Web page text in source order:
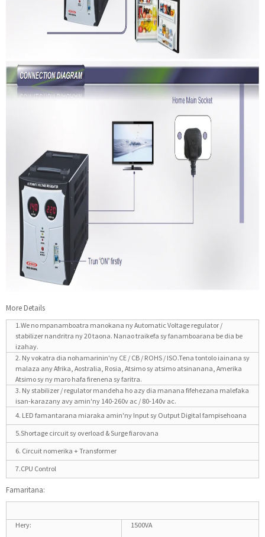
More Details
1.We no mpanamboatra manokana ny Automatic Voltage regulator /
stabilizer nandritra ny 20 taona. Nanao traikefa sy fanamboarana be dia be
izahay.
2. Ny vokatra dia nohamarinin'ny CE / CB / ROHS / ISO.Tena tontolo iainana sy
malaza any Afrika, Aostralia, Rosia, Atsimo sy atsimo atsinanana, Amerika
Atsimo sy ny maro hafa firenena sy faritra.
3. Ny stabilizer / regulator mandeha ho azy dia manana fifehezana malefaka
isan-karazany avy amin'ny 140-260v ac / 80-140v ac.
4. LED famantarana miaraka amin'ny Input sy Output Digital fampisehoana
5.Shortage circuit sy overload & Surge fiarovana
6. Circuit nomerika + Transformer
7.CPU Control
Famaritana:
Hery: 1500VA